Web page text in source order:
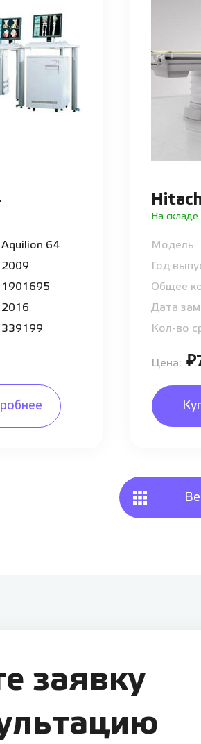
Aquilion 64
2009
1901695
2016
339199
На
Модель
Год
Общее
Дата
Кол-во
Цена:
заявку